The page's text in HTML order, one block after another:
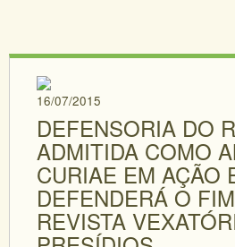
16/07/2015
DEFENSORIA DO
ADMITIDA COMO
CURIAE EM AÇÃO
DEFENDERÁ O
REVISTA